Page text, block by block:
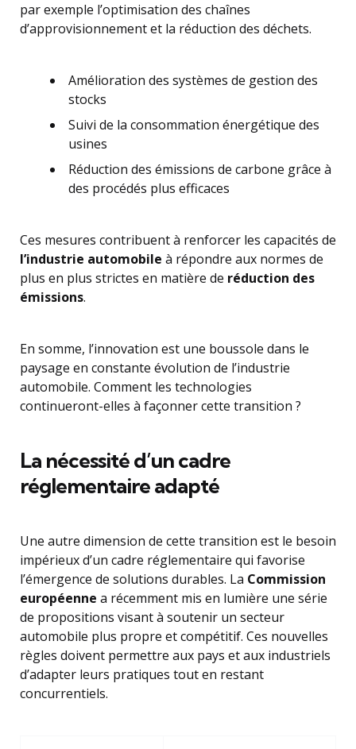
par exemple l’optimisation des chaînes
d’approvisionnement et la réduction des déchets.
Amélioration des systèmes de gestion des
stocks
Suivi de la consommation énergétique des
usines
Réduction des émissions de carbone grâce à
des procédés plus efficaces
Ces mesures contribuent à renforcer les capacités de
l’industrie automobile à répondre aux normes de
plus en plus strictes en matière de réduction des
émissions.
En somme, l’innovation est une boussole dans le
paysage en constante évolution de l’industrie
automobile. Comment les technologies
continueront-elles à façonner cette transition ?
La nécessité d’un cadre
réglementaire adapté
Une autre dimension de cette transition est le besoin
impérieux d’un cadre réglementaire qui favorise
l’émergence de solutions durables. La Commission
européenne a récemment mis en lumière une série
de propositions visant à soutenir un secteur
automobile plus propre et compétitif. Ces nouvelles
règles doivent permettre aux pays et aux industriels
d’adapter leurs pratiques tout en restant
concurrentiels.